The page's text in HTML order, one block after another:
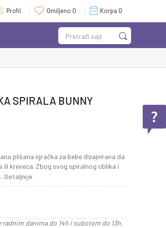
Profil Omiljeno 0 Korpa 0
Pretraži sajt
SPIRALA BUNNY
plišana igračka za bebe dizajnirana da
kreveca. Zbog svog spiralnog oblika i
Detaljnije
danima do 14h i subotom do 13h,